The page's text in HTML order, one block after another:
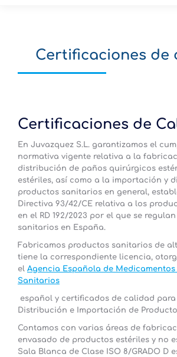
Certificaciones de
Certificaciones de
En Juvazquez S.L. garantizamos el
normativa vigente relativa a la
distribución de paños quirúrgicos
estériles, así como a la importación y
productos sanitarios en general,
Directiva 93/42/CE relativa a los
en el RD 192/2023 por el que se
sanitarios en España.
Fabricamos productos sanitarios de
tiene la correspondiente licencia,
el Agencia Española de Medicamentos
Sanitarios
español y certificados de calidad
Distribución e Importación de
Contamos con varias áreas de
envasado de productos estériles y no
Sala Blanca de Clase ISO 8/GRADO D